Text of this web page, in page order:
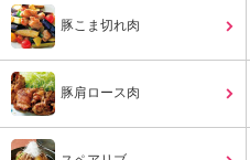
N
エ
豚こま切れ肉
豚肩ロース肉